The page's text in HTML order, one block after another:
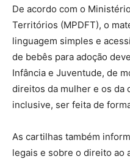
De acordo com o
Territórios (MPDFT), o
linguagem simples e
de bebês para adoção
Infância e Juventude, de
direitos da mulher e os da
inclusive, ser feita de
As cartilhas também
legais e sobre o direito ao